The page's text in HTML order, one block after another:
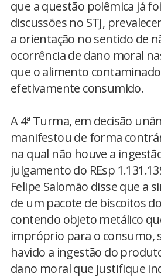
que a questão polêmica já
discussões no STJ,
a orientação no sentido de
ocorrência de dano moral
que o alimento
efetivamente consumido.
A 4ª Turma, em decisão
manifestou de forma
na qual não houve a
julgamento do REsp
Felipe Salomão disse que a
de um pacote de biscoitos
contendo objeto metálico
impróprio para o consumo,
havido a ingestão do
dano moral que justifique